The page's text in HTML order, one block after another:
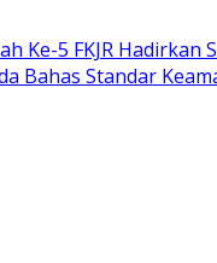
Ke-5 FKJR Hadirkan
Bahas Standar